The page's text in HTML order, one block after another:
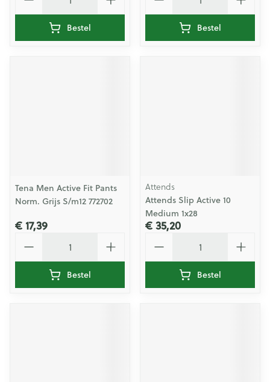
Bestel Bestel
Tena Men Active Fit Pants
Norm. Grijs S/m12 772702
€ 17,39
Bestel
Attends
Attends Slip Active 10
Medium 1x28
€ 35,20
Bestel